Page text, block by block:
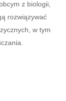
z biologii,
rozwiązywać
w tym